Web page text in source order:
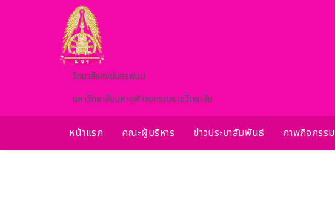
Skip to main content
วิทยาลัยสงฆ์นครพนม
มหาวิทยาลัยมหาจุฬาลงกรณราชวิทยาลัย
หน้าแรก คณะผู้บริหาร ข่าวประชาสัมพันธ์ ภาพกิจกรรม